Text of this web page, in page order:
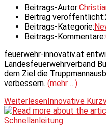
Beitrags-Autor:
Beitrag veröffentlicht:
Beitrags-Kategorie:
Beitrags-Kommentare:
feuerwehr-innovativ.at
Landesfeuerwehrverband
dem Ziel die
verbessern. (mehr …)
WeiterlesenInnovative